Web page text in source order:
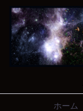
ホーム